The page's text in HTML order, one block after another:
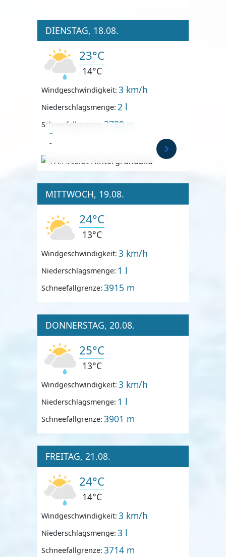
DIENSTAG, 18.08.
23°C
14°C
Windgeschwindigkeit: 3 km/h
Niederschlagsmenge: 2 l
Schneefallgrenze: 3780 m
Anzeige
-
-
MITTWOCH, 19.08.
24°C
13°C
Windgeschwindigkeit: 3 km/h
Niederschlagsmenge: 1 l
Schneefallgrenze: 3915 m
DONNERSTAG, 20.08.
25°C
13°C
Windgeschwindigkeit: 3 km/h
Niederschlagsmenge: 1 l
Schneefallgrenze: 3901 m
FREITAG, 21.08.
24°C
14°C
Windgeschwindigkeit: 3 km/h
Niederschlagsmenge: 3 l
Schneefallgrenze: 3714 m